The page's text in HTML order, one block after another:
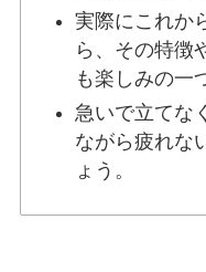
実際にこれか
ら、その特徴
も楽しみの一
急いで立てな
ながら疲れな
ょう。